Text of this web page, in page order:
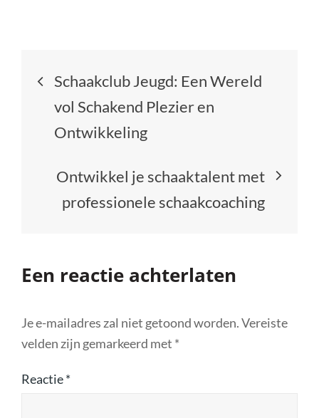
Berichtnavigatie
Schaakclub Jeugd: Een Wereld
vol Schakend Plezier en
Ontwikkeling
Ontwikkel je schaaktalent met
professionele schaakcoaching
Een reactie achterlaten
Je e-mailadres zal niet getoond worden.Vereiste
velden zijn gemarkeerd met *
Reactie*